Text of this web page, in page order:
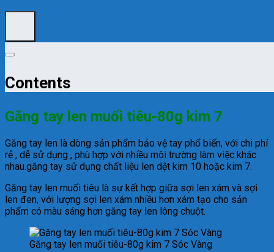
Contents
Găng tay len muối tiêu-80g kim 7
Găng tay len là dòng sản phẩm bảo vệ tay phổ biến, với chi phí
rẻ , dễ sử dụng , phù hợp với nhiều môi trường làm việc khác
nhau.găng tay sử dụng chất liệu len dệt kim 10 hoặc kim 7.
Găng tay len muối tiêu là sự kết hợp giữa sợi len xám và sợi
len đen, với lượng sợi len xám nhiều hơn xám tạo cho sản
phẩm có màu sáng hơn găng tay len lông chuột.
Găng tay len muối tiêu-80g kim 7 Sóc Vàng